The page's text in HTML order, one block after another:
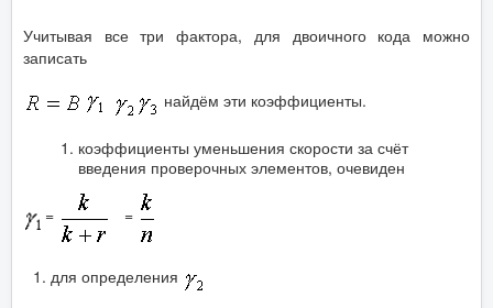
Учитывая все три фактора, для двоичного кода можно
записать
найдём эти коэффициенты.
коэффициенты уменьшения скорости за счёт
введения проверочных элементов, очевиден
= =
для определения